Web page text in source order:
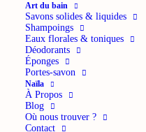
Art du bain
Savons solides & liquides
Shampoings
Eaux florales & toniques
Déodorants
Éponges
Portes-savon
Naïla
À Propos
Blog
Où nous trouver ?
Contact